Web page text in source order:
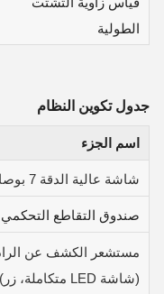
الطولية
جدول تكوين النظام
اسم الجزء
شاشة عالية الدقة 7 بوصات
صندوق التقاطع التحكمي
مستشعر الكشف عن
(شاشة LED متكاملة، زر)